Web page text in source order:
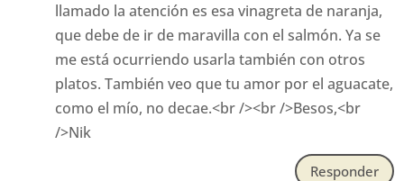
llamado la atención es esa vinagreta de naranja,
que debe de ir de maravilla con el salmón. Ya se
me está ocurriendo usarla también con otros
platos. También veo que tu amor por el aguacate,
como el mío, no decae.<br /><br />Besos,<br
/>Nik
Responder